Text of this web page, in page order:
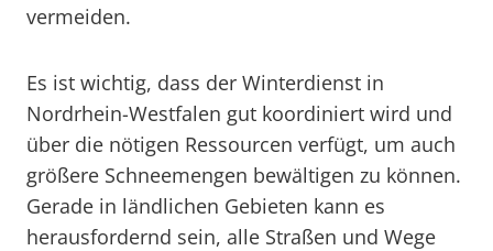
vermeiden.
Es ist wichtig, dass der Winterdienst in
Nordrhein-Westfalen gut koordiniert wird und
über die nötigen Ressourcen verfügt, um auch
größere Schneemengen bewältigen zu können.
Gerade in ländlichen Gebieten kann es
herausfordernd sein, alle Straßen und Wege